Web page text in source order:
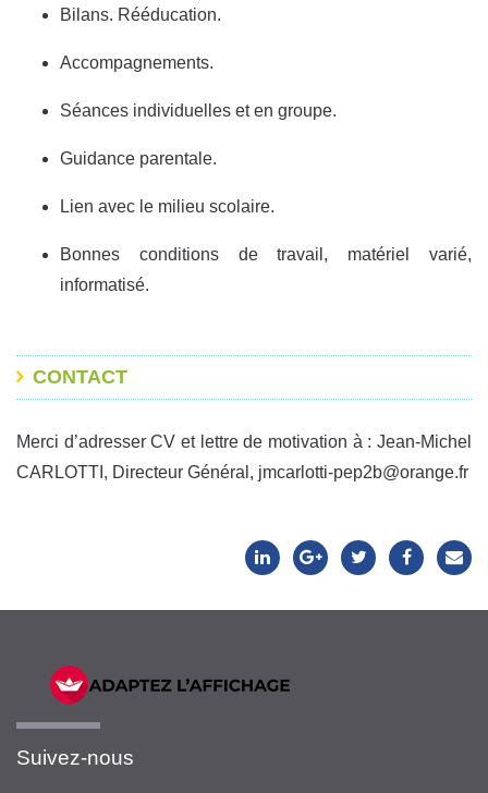
Bilans. Rééducation.
Accompagnements.
Séances individuelles et en groupe.
Guidance parentale.
Lien avec le milieu scolaire.
Bonnes conditions de travail, matériel varié,
informatisé.
CONTACT
Merci d’adresser CV et lettre de motivation à : Jean-Michel
CARLOTTI, Directeur Général, jmcarlotti-pep2b@orange.fr
Suivez-nous